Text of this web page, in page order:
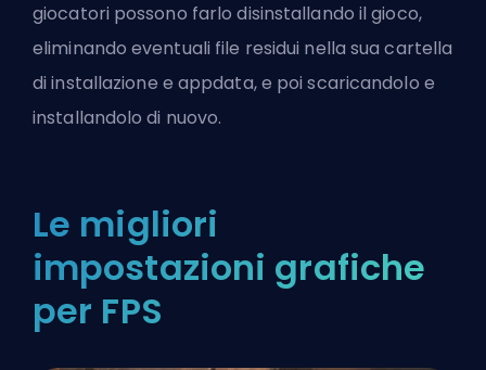
giocatori possono farlo disinstallando il gioco,
eliminando eventuali file residui nella sua cartella
di installazione e appdata, e poi scaricandolo e
installandolo di nuovo.
Le migliori
impostazioni grafiche
per FPS